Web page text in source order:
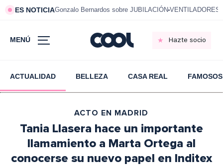
ES NOTICIAGonzalo Bernardos sobre JUBILACIÓN VENTILADORES
MENÚ Hazte socio
ACTUALIDAD BELLEZA CASA REAL FAMOSOS
ACTO EN MADRID
Tania Llasera hace un importante
llamamiento a Marta Ortega al
conocerse su nuevo papel en Inditex